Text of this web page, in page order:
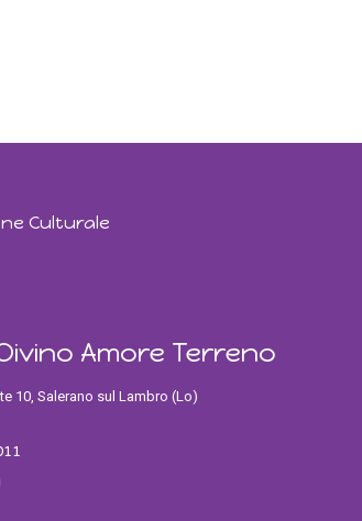
Culturale
Amore Terreno
10, Salerano sul Lambro (Lo)